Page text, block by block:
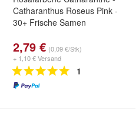
Catharanthus Roseus Pink -
30+ Frische Samen
2,79 € (0,09 €/Stk)
+ 1,10 € Versand
1